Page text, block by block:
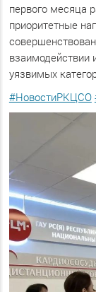
первого месяца
приоритетные
взаимодействии
уязвимых
#НовостиРКЦСО